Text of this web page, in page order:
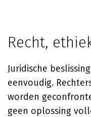
Recht,
Juridische
eenvoudig.
worden
geen oplossing